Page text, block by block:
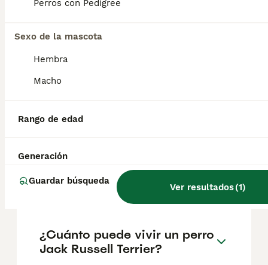
Perros con Pedigree
Sexo de la mascota
Hembra
Macho
Rango de edad
Generación
Guardar búsqueda
Ver resultados(1)
ubicación.
¿Son cariñosos los Jack
Russell?
¿Cuánto come un cachorro
¿Qué enfermedades sufren
los Jack Russell?
¿Cuánto puede vivir un perro
Jack Russell Terrier?